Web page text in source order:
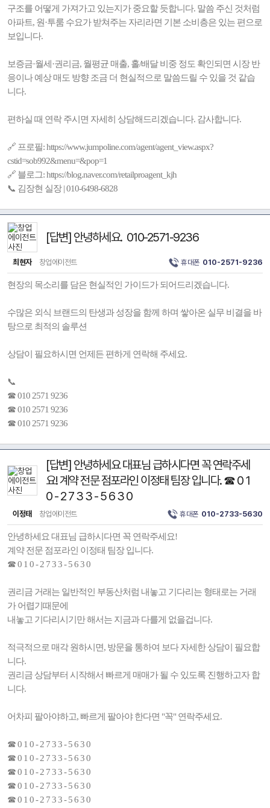
구조를 어떻게 가져가고 있는지가 중요할 듯합니다. 말씀 주신 것처럼
아파트, 원·투룸 수요가 받쳐주는 자리라면 기본 소비층은 있는 편으로
보입니다.
보증금·월세·권리금, 월평균 매출, 홀/배달 비중 정도 확인되면 시장 반
응이나 예상 매도 방향 조금 더 현실적으로 말씀드릴 수 있을 것 같습
니다.
편하실 때 연락 주시면 자세히 상담해드리겠습니다. 감사합니다.
🔗 프로필: https://www.jumpoline.com/agent/agent_view.aspx?
cstid=sob992&menu=&pop=1
🔗 블로그: https://blog.naver.com/retailproagent_kjh
📞 김장현 실장 | 010-6498-6828
[답변] 안녕하세요. 010-2571-9236
최현자 창업에이전트 휴대폰 010-2571-9236
현장의 목소리를 담은 현실적인 가이드가 되어드리겠습니다.
수많은 외식 브랜드의 탄생과 성장을 함께 하며 쌓아온 실무 비결을 바
탕으로 최적의 솔루션
상담이 필요하시면 언제든 편하게 연락해 주세요.
📞
☎ 010 2571 9236
☎ 010 2571 9236
☎ 010 2571 9236
[답변] 안녕하세요 대표님 급하시다면 꼭 연락주세
요! 계약 전문 점포라인 이정태 팀장 입니다. ☎ 0 1
0 - 2 7 3 3 - 5 6 3 0
이정태 창업에이전트 휴대폰 010-2733-5630
안녕하세요 대표님 급하시다면 꼭 연락주세요!
계약 전문 점포라인 이정태 팀장 입니다.
☎ 0 1 0 - 2 7 3 3 - 5 6 3 0
권리금 거래는 일반적인 부동산처럼 내놓고 기다리는 형태로는 거래
가 어렵기때문에
내놓고 기다리시기만 해서는 지금과 다를게 없을겁니다.
적극적으로 매각 원하시면, 방문을 통하여 보다 자세한 상담이 필요합
니다.
권리금 상담부터 시작해서 빠르게 매매가 될 수 있도록 진행하고자 합
니다.
어차피 팔아야하고, 빠르게 팔아야 한다면 "꼭" 연락주세요.
☎ 0 1 0 - 2 7 3 3 - 5 6 3 0
☎ 0 1 0 - 2 7 3 3 - 5 6 3 0
☎ 0 1 0 - 2 7 3 3 - 5 6 3 0
☎ 0 1 0 - 2 7 3 3 - 5 6 3 0
☎ 0 1 0 - 2 7 3 3 - 5 6 3 0